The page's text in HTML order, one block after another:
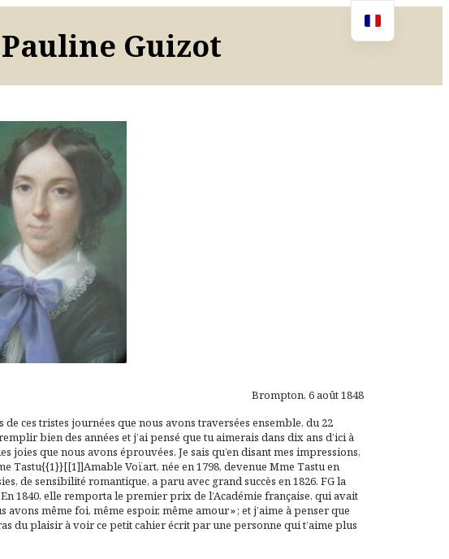
Guizot
Brompton, 6 août 1848
ces tristes journées que nous avons traversées ensemble, du 22
bien des années et j’ai pensé que tu aimerais dans dix ans d’ici à
joies que nous avons éprouvées. Je sais qu’en disant mes impressions,
Tastu{{1}}[[1]]Amable Voïart, née en 1798, devenue Mme Tastu en
de sensibilité romantique, a paru avec grand succès en 1826. FG la
1840, elle remporta le premier prix de l’Académie française, qui avait
même foi, même espoir, même amour » ; et j’aime à penser que
du plaisir à voir ce petit cahier écrit par une personne qui t’aime plus